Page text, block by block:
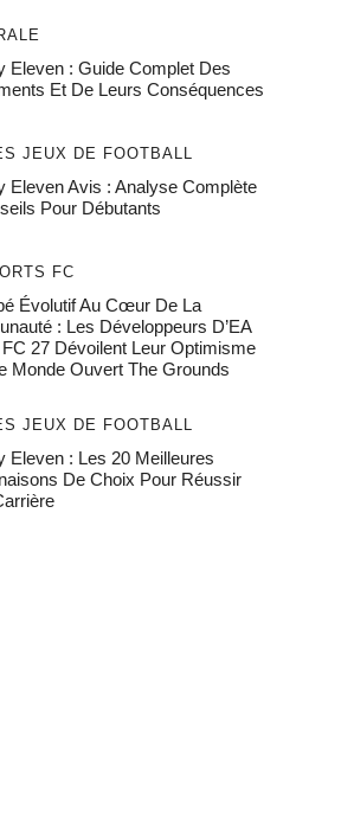
Eleven : Guide Complet Des
Et De Leurs Conséquences
JEUX DE FOOTBALL
Eleven Avis : Analyse Complète
Pour Débutants
FC
Évolutif Au Cœur De La
: Les Développeurs D’EA
27 Dévoilent Leur Optimisme
Monde Ouvert The Grounds
JEUX DE FOOTBALL
Eleven : Les 20 Meilleures
De Choix Pour Réussir